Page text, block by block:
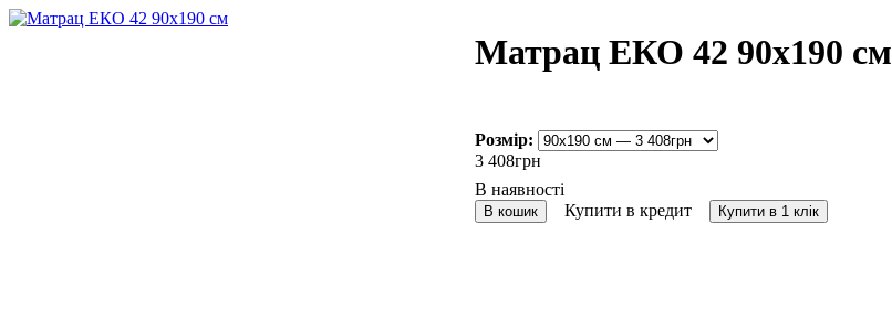
Матрац ЕКО 42 90х190 см
Розмір:
3 408грн
В кошик Купити в кредит Купити в 1 клік